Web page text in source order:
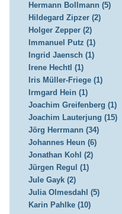
Hermann Bollmann (5)
Hildegard Zipzer (2)
Holger Zepper (2)
Immanuel Putz (1)
Ingrid Jaensch (1)
Irene Hechtl (1)
Iris Müller-Friege (1)
Irmgard Hein (1)
Joachim Greifenberg (1)
Joachim Lauterjung (15)
Jörg Herrmann (34)
Johannes Heun (6)
Jonathan Kohl (2)
Jürgen Regul (1)
Jule Gayk (2)
Julia Olmesdahl (5)
Karin Pahlke (10)